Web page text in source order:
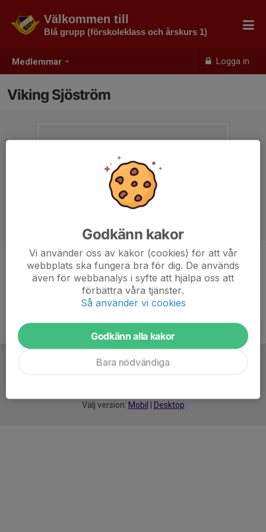
Medlemmar Logga in
Välkommen till
Blå grupp (förskoleklass och årskurs 1)
Viking Sjöström
Ålder 7 år
Välj version: Mobil Desktop
Godkänn kakor
Vi använder oss av kakor (cookies) för att vår
webbplats ska fungera bra för dig. De används
även för webbanalys i syfte att hjälpa oss att
förbättra våra tjänster.
Så använder vi cookies
Godkänn alla kakor
Bara nödvändiga